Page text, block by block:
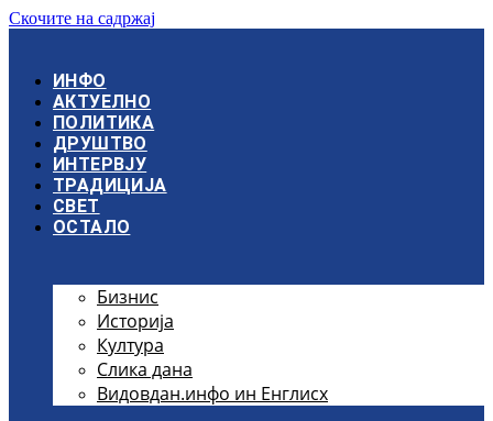
Скочите на садржај
ИНФО
АКТУЕЛНО
ПОЛИТИКА
ДРУШТВО
ИНТЕРВЈУ
ТРАДИЦИЈА
СВЕТ
ОСТАЛО
Бизнис
Историја
Култура
Слика дана
Видовдан.инфо ин Енглисх